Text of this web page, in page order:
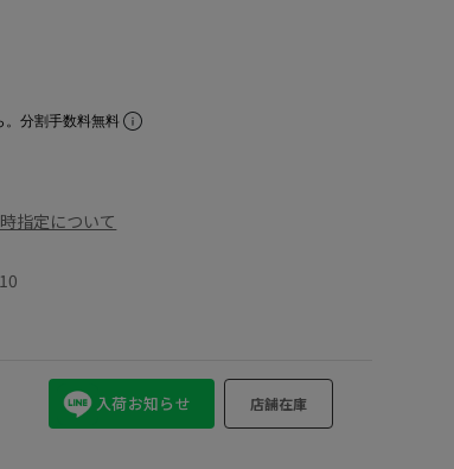
。分割手数料無料
指定について
入荷お知らせ 店舗在庫